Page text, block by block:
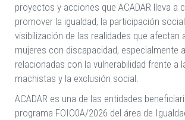
proyectos y acciones que ACADAR lleva a
promover la igualdad, la participación
visibilización de las realidades que afectan
mujeres con discapacidad, especialmente
relacionadas con la vulnerabilidad frente a
machistas y la exclusión social.
ACADAR es una de las entidades
programa FOIO0A/2026 del área de